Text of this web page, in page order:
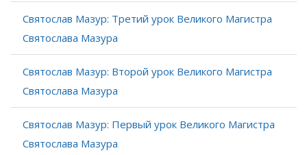
Святослав Мазур: Третий урок Великого Магистра
Святослава Мазура
Святослав Мазур: Второй урок Великого Магистра
Святослава Мазура
Святослав Мазур: Первый урок Великого Магистра
Святослава Мазура